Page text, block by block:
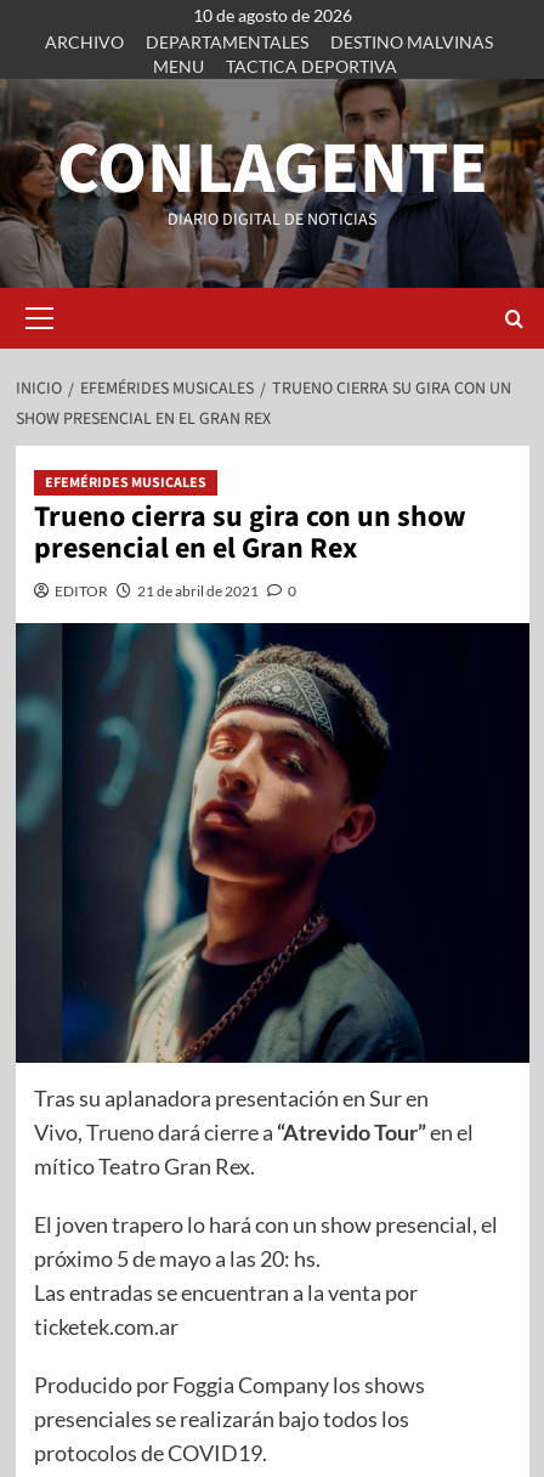
10 de agosto de 2026
ARCHIVO
DEPARTAMENTALES
DESTINO MALVINAS
MENU
TACTICA DEPORTIVA
CONLAGENTE
DIARIO DIGITAL DE NOTICIAS
INICIO EFEMÉRIDES MUSICALES
TRUENO CIERRA SU GIRA CON UN
SHOW PRESENCIAL EN EL GRAN REX
EFEMÉRIDES MUSICALES
Trueno cierra su gira con un show
presencial en el Gran Rex
EDITOR 21 de abril de 2021 0
Tras su aplanadora presentación en Sur en
Vivo,Truenodará cierre a “Atrevido Tour”en el
mítico Teatro Gran Rex.
El joven trapero lo hará con un show presencial, el
próximo 5 de mayo a las 20: hs.
Las entradas se encuentran a la venta por
ticketek.com.ar
Producido por Foggia Company los shows
presenciales se realizarán bajo todos los
protocolos de COVID19.